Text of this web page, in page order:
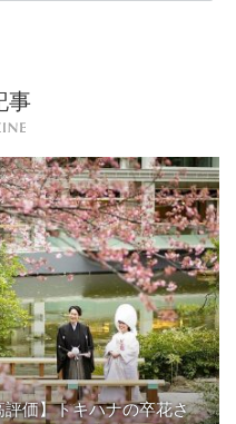
事
価】トキハナの卒花さ